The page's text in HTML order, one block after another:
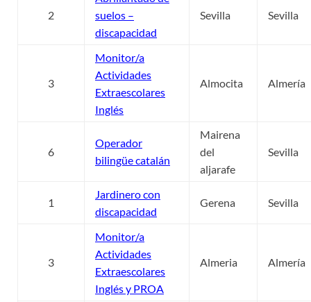
2
suelos –
discapacidad
Sevilla Sevilla
3
Monitor/a
Actividades
Extraescolares
Inglés
Almocita Almería
6
Operador
bilingüe catalán
Mairena
del
aljarafe
Sevilla
1
Jardinero con
discapacidad
Gerena Sevilla
3
Monitor/a
Actividades
Extraescolares
Inglés y PROA
Almeria Almería